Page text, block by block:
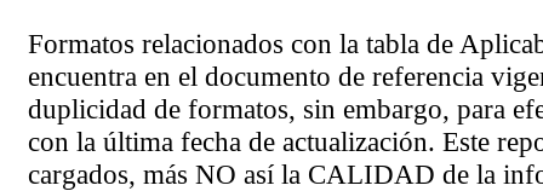
Formatos relacionados con la tabla de
encuentra en el documento de referencia
duplicidad de formatos, sin embargo, para
con la última fecha de actualización. Este
cargados, más NO así la CALIDAD de la